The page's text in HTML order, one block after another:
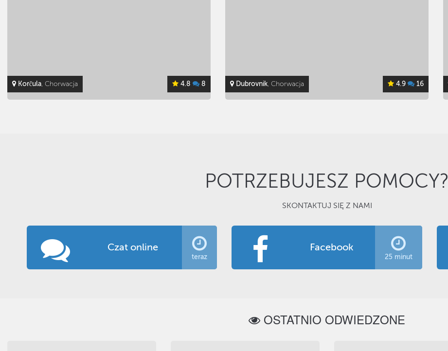
Rovinj, Chorwacja 4.8 25 Trpanj, Chorwacja 4.1 7
POTRZEBUJESZ POMOCY?
SKONTAKTUJ SIĘ Z NAMI
teraz
Czat online
25 minut
Facebook
OSTATNIO ODWIEDZONE